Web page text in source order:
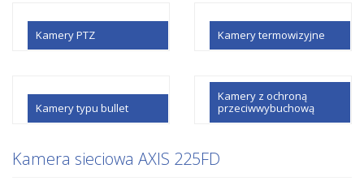
Kamery PTZ Kamery termowizyjne
Kamery typu bullet
Kamery z ochroną
przeciwwybuchową
Kamera sieciowa AXIS 225FD